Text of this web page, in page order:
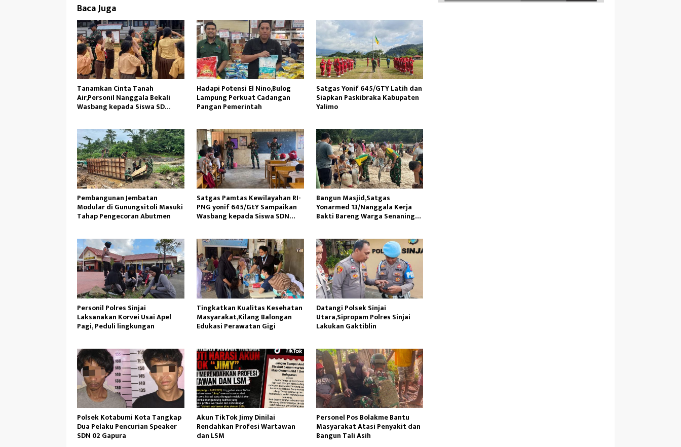
Baca Juga
Tanamkan Cinta Tanah
Air,Personil Nanggala Bekali
Wasbang kepada Siswa SD
Hadapi Potensi El Nino,Bulog
Lampung Perkuat Cadangan
Pangan Pemerintah
Satgas Yonif 645/GTY Latih dan
Siapkan Paskibraka Kabupaten
Yalimo
Pembangunan Jembatan
Modular di Gunungsitoli Masuki
Tahap Pengecoran Abutmen
Satgas Pamtas Kewilayahan RI-
PNG yonif 645/GtY Sampaikan
Wasbang kepada Siswa SDN
Bangun Masjid,Satgas
Yonarmed 13/Nanggala Kerja
Bakti Bareng Warga Senaning
Personil Polres Sinjai
Laksanakan Korvei Usai Apel
Pagi, Peduli lingkungan
Tingkatkan Kualitas Kesehatan
Masyarakat,Kilang Balongan
Edukasi Perawatan Gigi
Datangi Polsek Sinjai
Utara,Sipropam Polres Sinjai
Lakukan Gaktiblin
Polsek Kotabumi Kota Tangkap
Dua Pelaku Pencurian Speaker
SDN 02 Gapura
Akun TikTok Jimy Dinilai
Rendahkan Profesi Wartawan
dan LSM
Personel Pos Bolakme Bantu
Masyarakat Atasi Penyakit dan
Bangun Tali Asih